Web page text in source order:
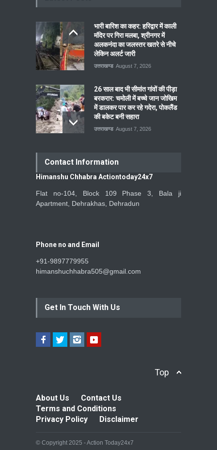
भारी बारिश का कहर: हरिद्वार में काली
मंदिर पर गिरा मलबा, श्रीनगर में
अलकनंदा का जलस्तर खतरे से नीचे
लेकिन अलर्ट जारी
उत्तराखण्ड August 7, 2026
26 साल बाद भी सीमांत गांवों की पीड़ा
बरकरार: चमोली में बच्चे जान जोखिम
में डालकर पार कर रहे गदेरा, पोकलैंड
की बकेट बनी सहारा
उत्तराखण्ड August 7, 2026
Contact Information
Himanshu Chhabra Actiontoday24x7
Flat no-104, Block 109 Phase 3, Bala ji
Apartment, Dehrakhas, Dehradun
Phone no and Email
+91-9897779955
himanshuchhabra505@gmail.com
Get In Touch With Us
Top
About Us
Contact Us
Terms and Conditions
Privacy Policy
Disclaimer
© Copyright 2025 - Action Today24x7